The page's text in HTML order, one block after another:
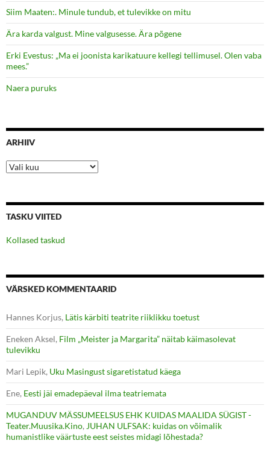
Siim Maaten:. Minule tundub, et tulevikke on mitu
Ära karda valgust. Mine valgusesse. Ära põgene
Erki Evestus: „Ma ei joonista karikatuure kellegi tellimusel. Olen vaba
mees.”
Naera puruks
ARHIIV
Arhiiv
TASKU VIITED
Kollased taskud
VÄRSKED KOMMENTAARID
Hannes Korjus, Lätis kärbiti teatrite riiklikku toetust
Eneken Aksel, Film „Meister ja Margarita” näitab käimasolevat
tulevikku
Mari Lepik, Uku Masingust sigaretistatud käega
Ene, Eesti jäi emadepäeval ilma teatriemata
MUGANDUV MÄSSUMEELSUS EHK KUIDAS MAALIDA SÜGIST -
Teater.Muusika.Kino, JUHAN ULFSAK: kuidas on võimalik
humanistlike väärtuste eest seistes midagi lõhestada?